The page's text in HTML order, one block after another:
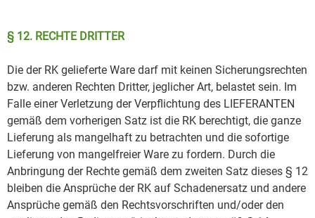
§ 12. RECHTE DRITTER
Die der RK gelieferte Ware darf mit keinen Sicherungsrechten
bzw. anderen Rechten Dritter, jeglicher Art, belastet sein. Im
Falle einer Verletzung der Verpflichtung des LIEFERANTEN
gemäß dem vorherigen Satz ist die RK berechtigt, die ganze
Lieferung als mangelhaft zu betrachten und die sofortige
Lieferung von mangelfreier Ware zu fordern. Durch die
Anbringung der Rechte gemäß dem zweiten Satz dieses § 12
bleiben die Ansprüche der RK auf Schadenersatz und andere
Ansprüche gemäß den Rechtsvorschriften und/oder den